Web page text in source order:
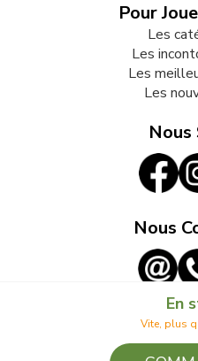
En
Vite, plus
Pour
Les
Les
Les
Les
Nous
Nous
© 2009-2026 LB82. Tous